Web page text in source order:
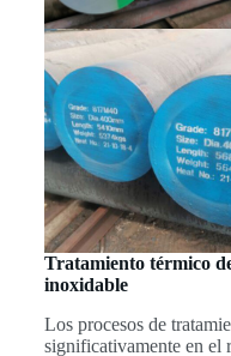
Tratamiento térmico
inoxidable
Los procesos de
significativamente en el